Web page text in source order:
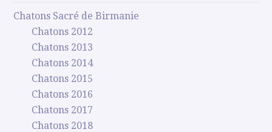
Chatons Sacré de Birmanie
Chatons 2012
Chatons 2013
Chatons 2014
Chatons 2015
Chatons 2016
Chatons 2017
Chatons 2018